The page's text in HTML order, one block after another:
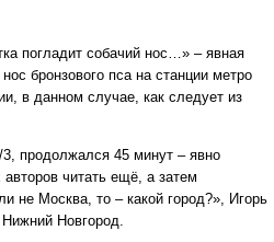
погладит собачий нос…» – явная
бронзового пса на станции метро
в данном случае, как следует из
3, продолжался 45 минут – явно
читать ещё, а затем
не Москва, то – какой город?», Игорь
Новгород.